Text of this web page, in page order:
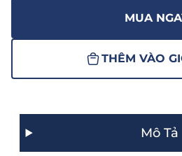
MUA
THÊM VÀO
Mô Tả